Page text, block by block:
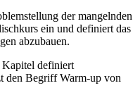
der mangelnden
ein und definiert das
abzubauen.
Kapitel definiert
den Begriff Warm-up von